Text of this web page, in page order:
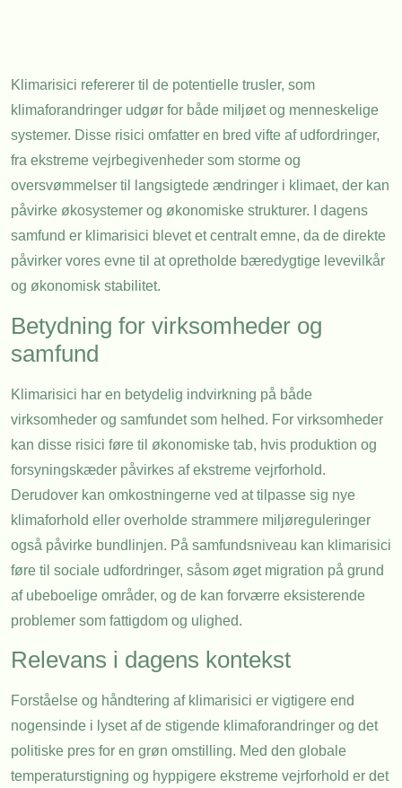
Klimarisici refererer til de potentielle trusler, som
klimaforandringer udgør for både miljøet og menneskelige
systemer. Disse risici omfatter en bred vifte af udfordringer,
fra ekstreme vejrbegivenheder som storme og
oversvømmelser til langsigtede ændringer i klimaet, der kan
påvirke økosystemer og økonomiske strukturer. I dagens
samfund er klimarisici blevet et centralt emne, da de direkte
påvirker vores evne til at opretholde bæredygtige levevilkår
og økonomisk stabilitet.
Betydning for virksomheder og
samfund
Klimarisici har en betydelig indvirkning på både
virksomheder og samfundet som helhed. For virksomheder
kan disse risici føre til økonomiske tab, hvis produktion og
forsyningskæder påvirkes af ekstreme vejrforhold.
Derudover kan omkostningerne ved at tilpasse sig nye
klimaforhold eller overholde strammere miljøreguleringer
også påvirke bundlinjen. På samfundsniveau kan klimarisici
føre til sociale udfordringer, såsom øget migration på grund
af ubeboelige områder, og de kan forværre eksisterende
problemer som fattigdom og ulighed.
Relevans i dagens kontekst
Forståelse og håndtering af klimarisici er vigtigere end
nogensinde i lyset af de stigende klimaforandringer og det
politiske pres for en grøn omstilling. Med den globale
temperaturstigning og hyppigere ekstreme vejrforhold er det